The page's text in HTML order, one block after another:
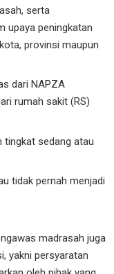
serta
upaya peningkatan
provinsi maupun
dari NAPZA
rumah sakit (RS)
tingkat sedang atau
tidak pernah menjadi
madrasah juga
yakni persyaratan